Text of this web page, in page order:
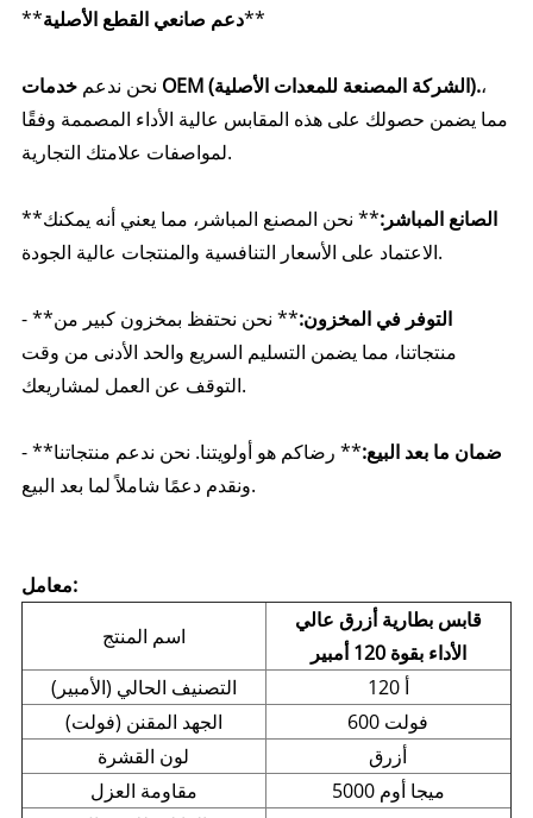
**دعم صانعي القطع الأصلية**
نحن ندعم خدمات OEM (الشركة المصنعة للمعدات الأصلية).،
مما يضمن حصولك على هذه المقابس عالية الأداء المصممة وفقًا
لمواصفات علامتك التجارية.
** الصانع المباشر:** نحن المصنع المباشر، مما يعني أنه يمكنك
الاعتماد على الأسعار التنافسية والمنتجات عالية الجودة.
- ** التوفر في المخزون:** نحن نحتفظ بمخزون كبير من
منتجاتنا، مما يضمن التسليم السريع والحد الأدنى من وقت
التوقف عن العمل لمشاريعك.
- ** ضمان ما بعد البيع:** رضاكم هو أولويتنا. نحن ندعم منتجاتنا
ونقدم دعمًا شاملاً لما بعد البيع.
معامل:
اسم المنتج
قابس بطارية أزرق عالي
الأداء بقوة 120 أمبير
التصنيف الحالي (الأمبير)
120 أ
الجهد المقنن (فولت)
600 فولت
لون القشرة
أزرق
مقاومة العزل
5000 ميجا أوم